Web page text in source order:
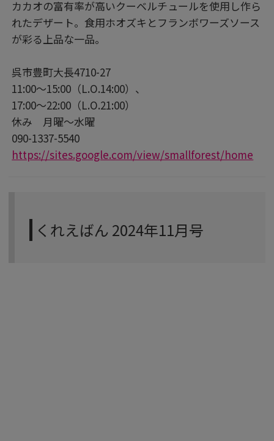
カカオの富有率が高いクーベルチュールを使用し作ら
れたデザート。食用ホオズキとフランボワーズソース
が彩る上品な一品。
呉市豊町大長4710-27
11:00〜15:00（L.O.14:00）、
17:00〜22:00（L.O.21:00）
休み 月曜〜水曜
090-1337-5540
https://sites.google.com/view/smallforest/home
くれえばん 2024年11月号